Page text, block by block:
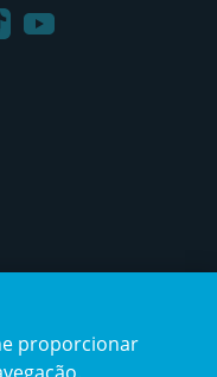
Youtube
proporcionar